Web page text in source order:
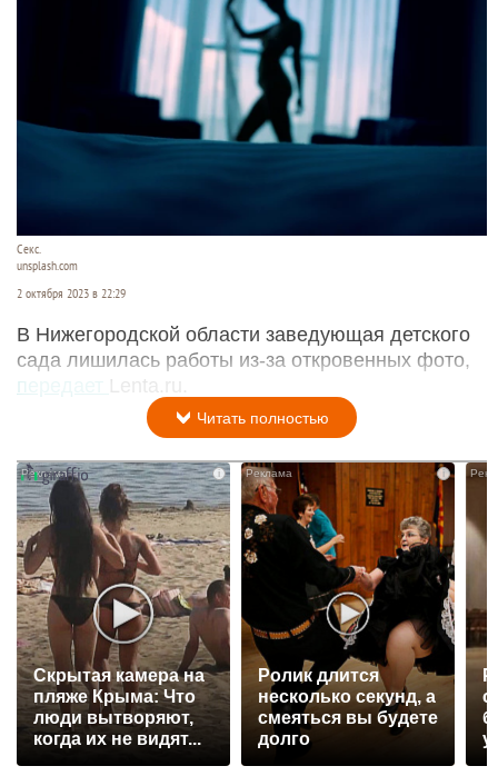
Секс.
unsplash.com
2 октября 2023 в 22:29
В Нижегородской области заведующая детского
сада лишилась работы из-за откровенных фото,
передает Lenta.ru.
Читать полностью
i
Скрытая камера на
пляже Крыма: Что
люди вытворяют,
когда их не видят...
Ролик длится
несколько секунд, а
смеяться вы будете
долго